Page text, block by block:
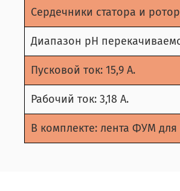
Сердечники статора и
Диапазон рН
Пусковой ток: 15,9 А.
Рабочий ток: 3,18 А.
В комплекте: лента ФУМ